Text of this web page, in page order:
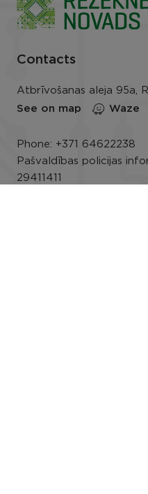
Contacts
Atbrīvošanas aleja 95a,
See on map
Waze
Phone: +371 64622238
Pašvaldības policijas
29411411